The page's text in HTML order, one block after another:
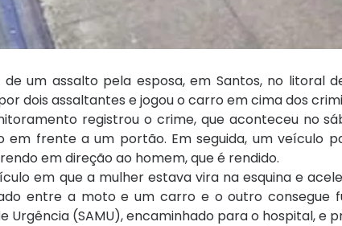
um assalto pela esposa, em Santos, no litoral
dois assaltantes e jogou o carro em cima dos
registrou o crime, que aconteceu no
em frente a um portão. Em seguida, um veículo
em direção ao homem, que é rendido.
em que a mulher estava vira na esquina e
entre a moto e um carro e o outro consegue
Urgência (SAMU), encaminhado para o hospital, e